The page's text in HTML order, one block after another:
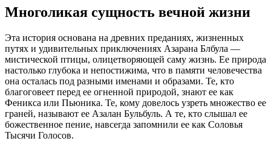
Многоликая сущность вечной жизни
Эта история основана на древних преданиях, жизненных
путях и удивительных приключениях Азарана Блбула —
мистической птицы, олицетворяющей саму жизнь. Ее природа
настолько глубока и непостижима, что в памяти человечества
она осталась под разными именами и образами. Те, кто
благоговеет перед ее огненной природой, знают ее как
Феникса или Пьюника. Те, кому довелось узреть множество ее
граней, называют ее Азалан Бульбуль. А те, кто слышал ее
божественное пение, навсегда запомнили ее как Соловья
Тысячи Голосов.